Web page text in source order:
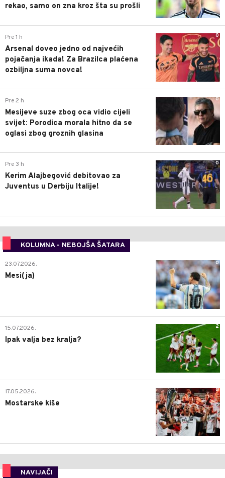
rekao, samo on zna kroz šta su prošli
0
Pre 1 h
Arsenal doveo jedno od najvećih
pojačanja ikada! Za Brazilca plaćena
ozbiljna suma novca!
0
Pre 2 h
Mesijeve suze zbog oca vidio cijeli
svijet: Porodica morala hitno da se
oglasi zbog groznih glasina
0
Pre 3 h
Kerim Alajbegović debitovao za
Juventus u Derbiju Italije!
KOLUMNA - NEBOJŠA ŠATARA
0
23.07.2026.
Mesi(ja)
2
15.07.2026.
Ipak valja bez kralja?
0
17.05.2026.
Mostarske kiše
NAVIJAČI